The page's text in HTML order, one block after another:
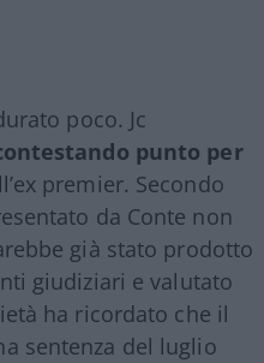
poco. Jc
punto per
premier. Secondo
da Conte non
già stato prodotto
giudiziari e valutato
ha ricordato che il
sentenza del luglio